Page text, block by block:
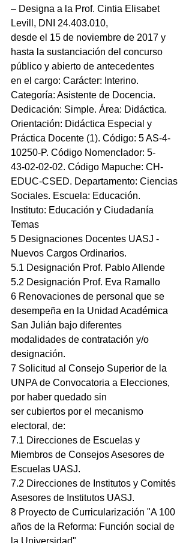
– Designa a la Prof. Cintia Elisabet
Levill, DNI 24.403.010,
desde el 15 de noviembre de 2017 y
hasta la sustanciación del concurso
público y abierto de antecedentes
en el cargo: Carácter: Interino.
Categoría: Asistente de Docencia.
Dedicación: Simple. Área: Didáctica.
Orientación: Didáctica Especial y
Práctica Docente (1). Código: 5 AS-4-
10250-P. Código Nomenclador: 5-
43-02-02-02. Código Mapuche: CH-
EDUC-CSED. Departamento: Ciencias
Sociales. Escuela: Educación.
Instituto: Educación y Ciudadanía
Temas
5 Designaciones Docentes UASJ -
Nuevos Cargos Ordinarios.
5.1 Designación Prof. Pablo Allende
5.2 Designación Prof. Eva Ramallo
6 Renovaciones de personal que se
desempeña en la Unidad Académica
San Julián bajo diferentes
modalidades de contratación y/o
designación.
7 Solicitud al Consejo Superior de la
UNPA de Convocatoria a Elecciones,
por haber quedado sin
ser cubiertos por el mecanismo
electoral, de:
7.1 Direcciones de Escuelas y
Miembros de Consejos Asesores de
Escuelas UASJ.
7.2 Direcciones de Institutos y Comités
Asesores de Institutos UASJ.
8 Proyecto de Curricularización "A 100
años de la Reforma: Función social de
la Universidad"